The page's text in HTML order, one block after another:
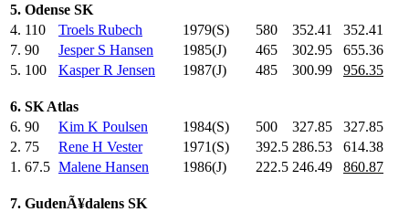
5. Odense SK
4. 110 Troels Rubech 1979(S) 580 352.41
352.41
7. 90 Jesper S Hansen 1985(J) 465 302.95
655.36
5. 100 Kasper R Jensen 1987(J) 485 300.99 956.35
6. SK Atlas
6. 90 Kim K Poulsen 1984(S) 500 327.85
327.85
2. 75 Rene H Vester 1971(S) 392.5 286.53
614.38
1. 67.5 Malene Hansen 1986(J) 222.5 246.49 860.87
7. GudenÃ¥dalens SK